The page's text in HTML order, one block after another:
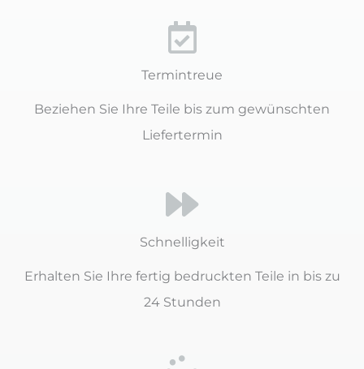
Termintreue
Beziehen Sie Ihre Teile bis zum gewünschten
Liefertermin
Schnelligkeit
Erhalten Sie Ihre fertig bedruckten Teile in bis zu
24 Stunden